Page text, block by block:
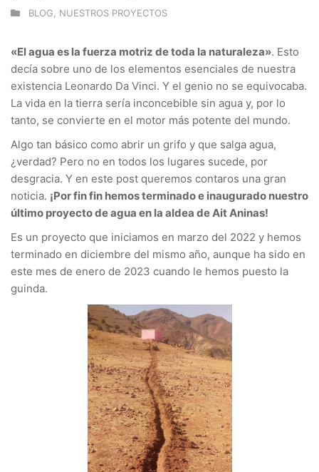
BLOG NUESTROS PROYECTOS
«El agua es la fuerza motriz de toda la naturaleza». Esto
decía sobre uno de los elementos esenciales de nuestra
existencia Leonardo Da Vinci. Y el genio no se equivocaba.
La vida en la tierra sería inconcebible sin agua y, por lo
tanto, se convierte en el motor más potente del mundo.
Algo tan básico como abrir un grifo y que salga agua,
¿verdad? Pero no en todos los lugares sucede, por
desgracia. Y en este post queremos contaros una gran
noticia. ¡Por fin fin hemos terminado e inaugurado nuestro
último proyecto de agua en la aldea de Ait Aninas!
Es un proyecto que iniciamos en marzo del 2022 y hemos
terminado en diciembre del mismo año, aunque ha sido en
este mes de enero de 2023 cuando le hemos puesto la
guinda.